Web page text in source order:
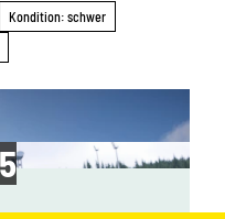
Kondition: schwer